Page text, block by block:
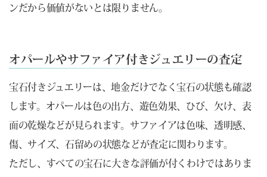
ンだから価値がないとは限りません。
オパールやサファイア付きジュエリーの査定
宝石付きジュエリーは、地金だけでなく宝石の状態も確認
します。オパールは色の出方、遊色効果、ひび、欠け、表
面の乾燥などが見られます。サファイアは色味、透明感、
傷、サイズ、石留めの状態などが査定に関わります。
ただし、すべての宝石に大きな評価が付くわけではありま